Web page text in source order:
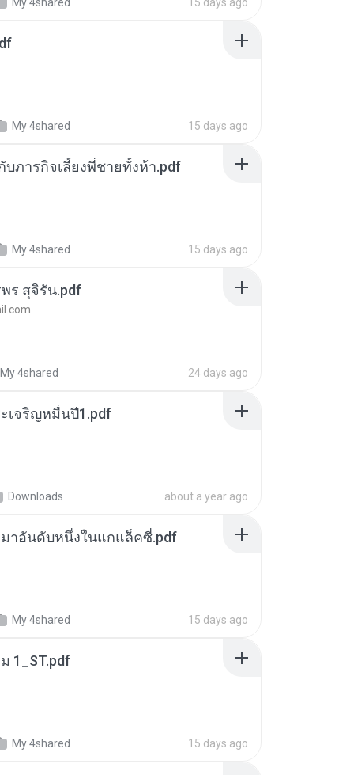
My 4shared 15 days ago
ภารกิจเลี้ยงพี่ชายทั้งห้า.pdf
My 4shared 15 days ago
ร สุจิรัน.pdf
My 4shared 24 days ago
เจริญหมื่นปี1.pdf
Downloads about a year ago
มาอันดับหนึ่งในแกแล็คซี่.pdf
My 4shared 15 days ago
1_ST.pdf
My 4shared 15 days ago